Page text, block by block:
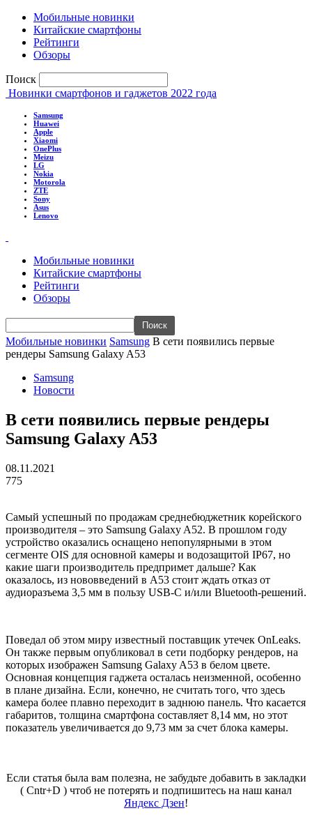
Мобильные новинки
Китайские смартфоны
Рейтинги
Обзоры
Поиск
Новинки смартфонов и гаджетов 2022 года
Samsung
Huawei
Apple
Xiaomi
OnePlus
Meizu
LG
Nokia
Motorola
ZTE
Sony
Asus
Lenovo
Мобильные новинки
Китайские смартфоны
Рейтинги
Обзоры
Мобильные новинки Samsung В сети появились первые
рендеры Samsung Galaxy A53
Samsung
Новости
В сети появились первые рендеры
Samsung Galaxy A53
08.11.2021
775
Самый успешный по продажам среднебюджетник корейского
производителя – это Samsung Galaxy A52. В прошлом году
устройство оказались оснащено непопулярными в этом
сегменте OIS для основной камеры и водозащитой IP67, но
какие шаги производитель предпримет дальше? Как
оказалось, из нововведений в A53 стоит ждать отказ от
аудиоразъема 3,5 мм в пользу USB-C и/или Bluetooth-решений.
Поведал об этом миру известный поставщик утечек OnLeaks.
Он также первым опубликовал в сети подборку рендеров, на
которых изображен Samsung Galaxy A53 в белом цвете.
Основная концепция гаджета осталась неизменной, особенно
в плане дизайна. Если, конечно, не считать того, что здесь
камера более плавно переходит в заднюю панель. Что касается
габаритов, толщина смартфона составляет 8,14 мм, но этот
показатель увеличивается до 9,73 мм за счет блока камеры.
Если статья была вам полезна, не забудьте добавить в закладки
( Cntr+D ) чтоб не потерять и подпишитесь на наш канал
Яндекс Дзен!